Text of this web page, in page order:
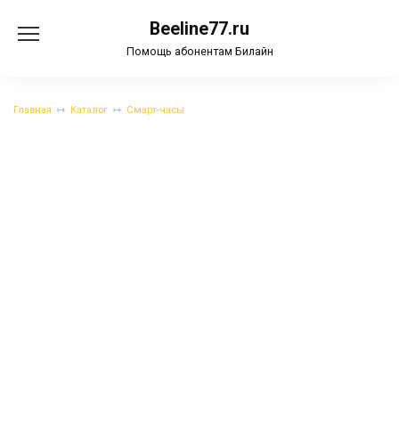
содержанию
Beeline77.ru
Помощь абонентам Билайн
Главная Каталог Смарт-часы